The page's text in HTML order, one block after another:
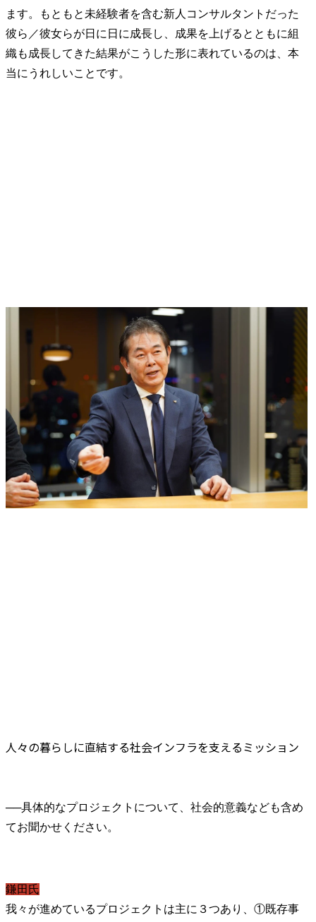
ます。もともと未経験者を含む新人コンサルタントだった
彼ら／彼女らが日に日に成長し、成果を上げるとともに組
織も成長してきた結果がこうした形に表れているのは、本
当にうれしいことです。
人々の暮らしに直結する社会インフラを支えるミッション
──具体的なプロジェクトについて、社会的意義なども含め
鎌田氏
我々が進めているプロジェクトは主に３つあり、①既存事